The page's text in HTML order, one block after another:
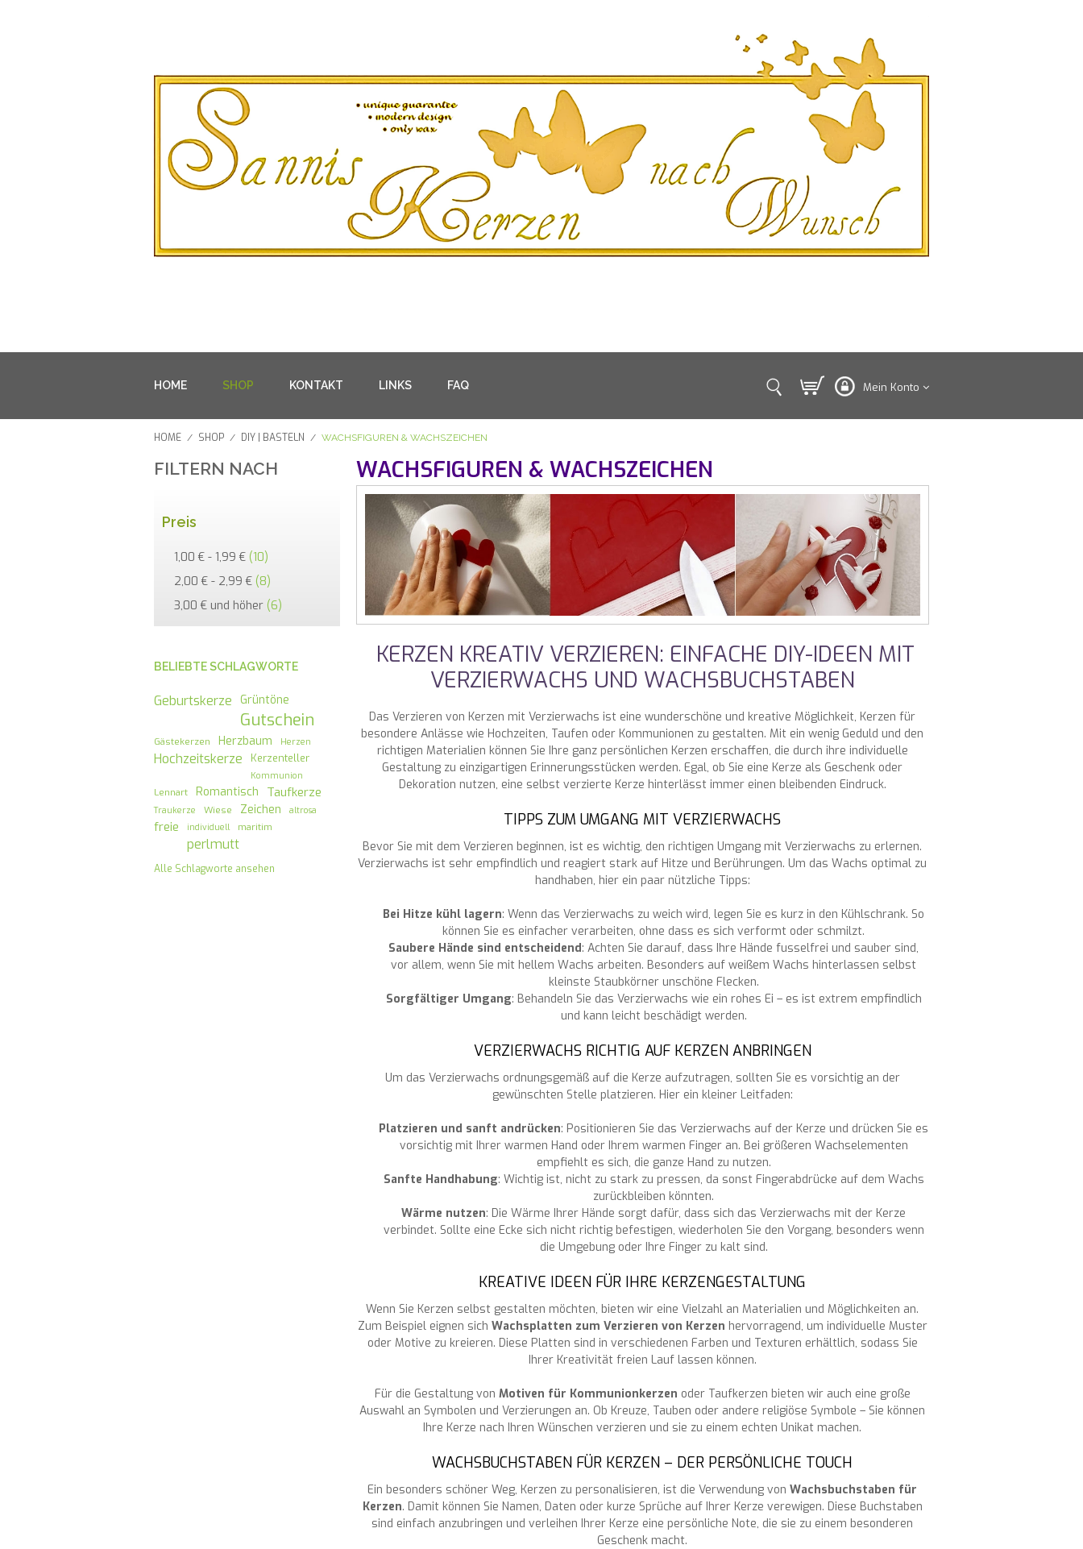
Mein Konto
HOME SHOP KONTAKT LINKS FAQ
HOME / SHOP / DIY | BASTELN / WACHSFIGUREN & WACHSZEICHEN
FILTERN NACH
Preis
1,00 € - 1,99 € (10)
2,00 € - 2,99 € (8)
3,00 € und höher (6)
WACHSFIGUREN & WACHSZEICHEN
KERZEN KREATIV VERZIEREN: EINFACHE DIY-IDEEN MIT
VERZIERWACHS UND WACHSBUCHSTABEN
Das Verzieren von Kerzen mit Verzierwachs ist eine wunderschöne und kreative Möglichkeit, Kerzen für
besondere Anlässe wie Hochzeiten, Taufen oder Kommunionen zu gestalten. Mit ein wenig Geduld und den
richtigen Materialien können Sie Ihre ganz persönlichen Kerzen erschaffen, die durch ihre individuelle
Gestaltung zu einzigartigen Erinnerungsstücken werden. Egal, ob Sie eine Kerze als Geschenk oder
Dekoration nutzen, eine selbst verzierte Kerze hinterlässt immer einen bleibenden Eindruck.
TIPPS ZUM UMGANG MIT VERZIERWACHS
Bevor Sie mit dem Verzieren beginnen, ist es wichtig, den richtigen Umgang mit Verzierwachs zu erlernen.
Verzierwachs ist sehr empfindlich und reagiert stark auf Hitze und Berührungen. Um das Wachs optimal zu
handhaben, hier ein paar nützliche Tipps:
Bei Hitze kühl lagern: Wenn das Verzierwachs zu weich wird, legen Sie es kurz in den Kühlschrank. So
können Sie es einfacher verarbeiten, ohne dass es sich verformt oder schmilzt.
Saubere Hände sind entscheidend: Achten Sie darauf, dass Ihre Hände fusselfrei und sauber sind,
vor allem, wenn Sie mit hellem Wachs arbeiten. Besonders auf weißem Wachs hinterlassen selbst
kleinste Staubkörner unschöne Flecken.
Sorgfältiger Umgang: Behandeln Sie das Verzierwachs wie ein rohes Ei – es ist extrem empfindlich
und kann leicht beschädigt werden.
VERZIERWACHS RICHTIG AUF KERZEN ANBRINGEN
Um das Verzierwachs ordnungsgemäß auf die Kerze aufzutragen, sollten Sie es vorsichtig an der
gewünschten Stelle platzieren. Hier ein kleiner Leitfaden:
Platzieren und sanft andrücken: Positionieren Sie das Verzierwachs auf der Kerze und drücken Sie es
vorsichtig mit Ihrer warmen Hand oder Ihrem warmen Finger an. Bei größeren Wachselementen
empfiehlt es sich, die ganze Hand zu nutzen.
Sanfte Handhabung: Wichtig ist, nicht zu stark zu pressen, da sonst Fingerabdrücke auf dem Wachs
zurückbleiben könnten.
Wärme nutzen: Die Wärme Ihrer Hände sorgt dafür, dass sich das Verzierwachs mit der Kerze
verbindet. Sollte eine Ecke sich nicht richtig befestigen, wiederholen Sie den Vorgang, besonders wenn
die Umgebung oder Ihre Finger zu kalt sind.
KREATIVE IDEEN FÜR IHRE KERZENGESTALTUNG
Wenn Sie Kerzen selbst gestalten möchten, bieten wir eine Vielzahl an Materialien und Möglichkeiten an.
Zum Beispiel eignen sich Wachsplatten zum Verzieren von Kerzen hervorragend, um individuelle Muster
oder Motive zu kreieren. Diese Platten sind in verschiedenen Farben und Texturen erhältlich, sodass Sie
Ihrer Kreativität freien Lauf lassen können.
Für die Gestaltung von Motiven für Kommunionkerzen oder Taufkerzen bieten wir auch eine große
Auswahl an Symbolen und Verzierungen an. Ob Kreuze, Tauben oder andere religiöse Symbole – Sie können
Ihre Kerze nach Ihren Wünschen verzieren und sie zu einem echten Unikat machen.
WACHSBUCHSTABEN FÜR KERZEN – DER PERSÖNLICHE TOUCH
Ein besonders schöner Weg, Kerzen zu personalisieren, ist die Verwendung vonWachsbuchstaben für
Kerzen. Damit können Sie Namen, Daten oder kurze Sprüche auf Ihrer Kerze verewigen. Diese Buchstaben
sind einfach anzubringen und verleihen Ihrer Kerze eine persönliche Note, die sie zu einem besonderen
Geschenk macht.
BELIEBTE SCHLAGWORTE
Geburtskerze Grüntöne
Gutschein
Gästekerzen Herzbaum Herzen
Hochzeitskerze Kerzenteller
Kommunion
Lennart Romantisch Taufkerze
Traukerze Wiese Zeichen altrosa
freie individuell maritim
perlmutt
Alle Schlagworte ansehen